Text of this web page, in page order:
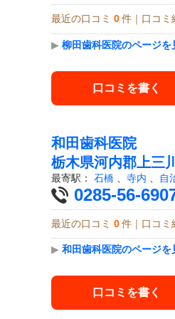
最近の口コミ 0 件｜口コミ
▶ 柳田歯科医院のページを
口コミを書く
和田歯科医院
栃木県河内郡上三
最寄駅： 石橋 寺内 自
0285-56-
最近の口コミ 0 件｜口コミ
▶ 和田歯科医院のページを
口コミを書く